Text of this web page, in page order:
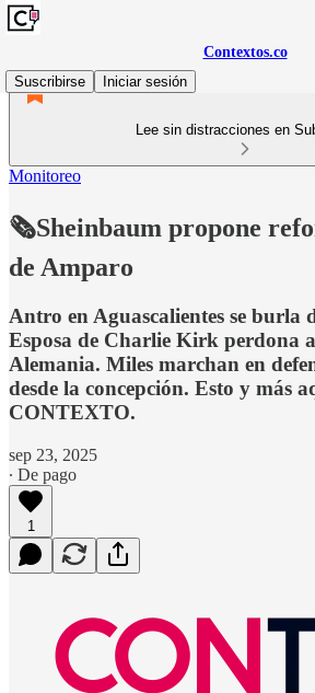
Contextos.co
Suscribirse
Iniciar sesión
Lee sin distracciones en
Monitoreo
🗞️Sheinbaum propone
de Amparo
Antro en Aguascalientes se burla
Esposa de Charlie Kirk perdona
Alemania. Miles marchan en
desde la concepción. Esto y más
CONTEXTO.
sep 23, 2025
∙ De pago
1